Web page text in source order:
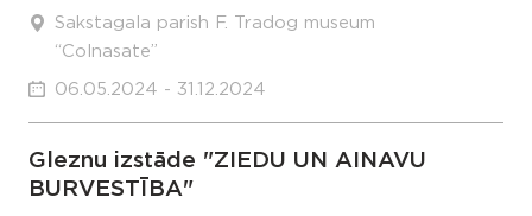
Sakstagala parish F. Tradog museum
“Colnasate”
06.05.2024 - 31.12.2024
Gleznu izstāde "ZIEDU UN AINAVU
BURVESTĪBA"